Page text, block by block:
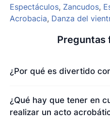
Espectáculos, Zancudos,
Acrobacia, Danza del
Preguntas
¿Por qué es divertido
¿Qué hay que tener en
realizar un acto